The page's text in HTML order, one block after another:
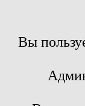
Вы